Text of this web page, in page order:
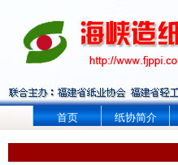
首页 纸协简介